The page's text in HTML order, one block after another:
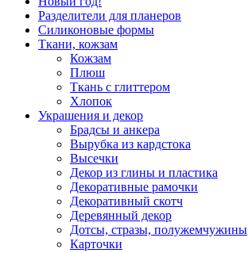
Разделители для планеров
Силиконовые формы
Ткани, кожзам
Кожзам
Плюш
Ткань с глиттером
Хлопок
Украшения и декор
Брадсы и анкера
Вырубка из кардстока
Высечки
Декор из глины и пластика
Декоративные рамочки
Декоративный скотч
Деревянный декор
Дотсы, стразы, полужемчужины
Карточки